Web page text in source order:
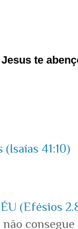
te
(Isaías 41:10)
(Efésios